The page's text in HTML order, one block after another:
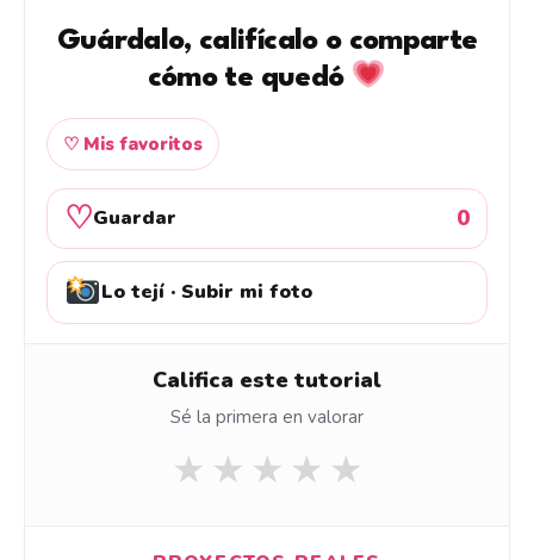
Guárdalo, califícalo o comparte
cómo te quedó
♡ Mis favoritos
♡Guardar 0
Lo tejí · Subir mi foto
Califica este tutorial
Sé la primera en valorar
★ ★ ★ ★ ★